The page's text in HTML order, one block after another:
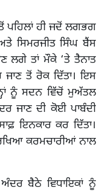
ਪਹਿਲਾਂ ਹੀ ਜਦੋਂ ਲਗਭਗ
ਸਿਮਰਜੀਤ ਸਿੰਘ ਬੈਂਸ
ਲਗੇ ਤਾਂ ਮੌਕੇ ‘ਤੇ ਤੈਨਾਤ
ਤੋਂ ਰੋਕ ਦਿੱਤਾ। ਇਸ
ਨੂੰ ਸਦਨ ਵਿੱਚੋਂ ਮੁਅੱਤਲ
ਜਾਣ ਦੀ ਕੋਈ ਪਾਬੰਦੀ
ਇਨਕਾਰ ਕਰ ਦਿੱਤਾ।
ਕਰਮਚਾਰੀਆਂ ਨਾਲ
ਬੈਠੇ ਵਿਧਾਇਕਾਂ ਨੂੰ